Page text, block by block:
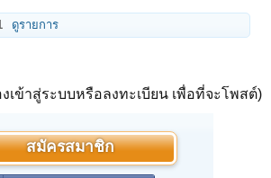
ดูรายการ
เข้าสู่ระบบหรือลงทะเบียน เพื่อที่จะโพสต์)
สมัครสมาชิก